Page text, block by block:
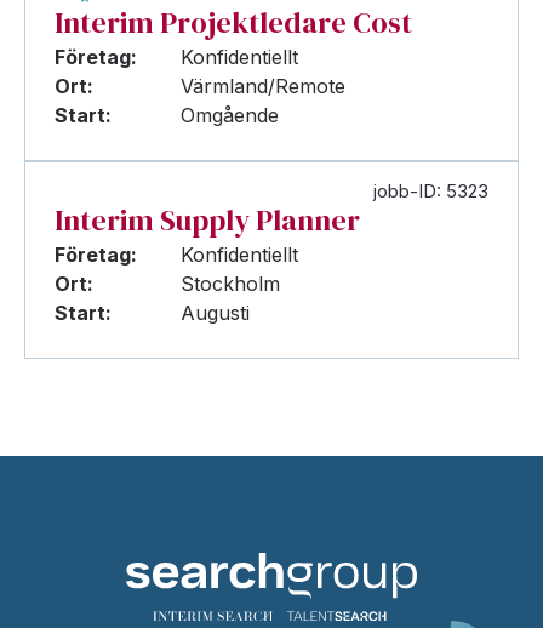
Interim Projektledare Cost
Företag:
Konfidentiellt
Ort:
Värmland/Remote
Start:
Omgående
jobb-ID: 5323
Interim Supply Planner
Företag:
Konfidentiellt
Ort:
Stockholm
Start:
Augusti